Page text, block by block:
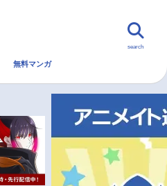
無料マンガ
search
無料マンガ